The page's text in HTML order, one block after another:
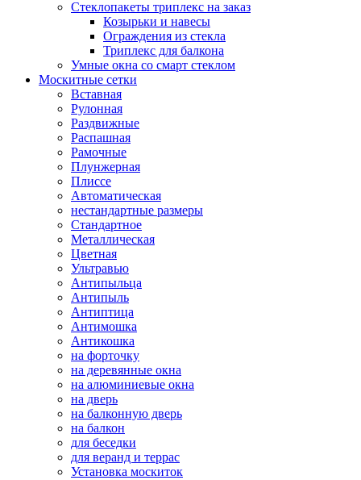
Стеклопакеты триплекс на заказ
Козырьки и навесы
Ограждения из стекла
Триплекс для балкона
Умные окна со смарт стеклом
Москитные сетки
Вставная
Рулонная
Раздвижные
Распашная
Рамочные
Плунжерная
Плиссе
Автоматическая
нестандартные размеры
Стандартное
Металлическая
Цветная
Ультравью
Антипыльца
Антипыль
Антиптица
Антимошка
Антикошка
на форточку
на деревянные окна
на алюминиевые окна
на дверь
на балконную дверь
на балкон
для беседки
для веранд и террас
Установка москиток